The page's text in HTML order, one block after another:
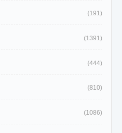
(191)
(1391)
(444)
(810)
(1086)